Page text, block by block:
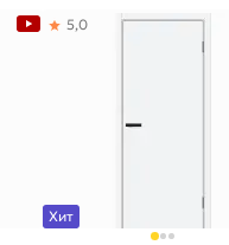
Хит
5,0